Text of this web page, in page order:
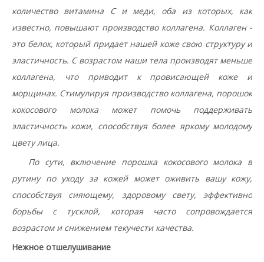
количество витамина С и меди, оба из которых, как
известно, повышают производство коллагена. Коллаген -
это белок, который придает нашей коже свою структуру и
эластичность. С возрастом наши тела производят меньше
коллагена, что приводит к провисающей коже и
морщинах. Стимулируя производство коллагена, порошок
кокосового молока может помочь поддерживать
эластичность кожи, способствуя более яркому молодому
цвету лица.
По сути, включение порошка кокосового молока в
рутину по уходу за кожей может оживить вашу кожу,
способствуя сияющему, здоровому свету, эффективно
борьбы с тусклой, которая часто сопровождается
возрастом и снижением текучести качества.
Нежное отшелушивание